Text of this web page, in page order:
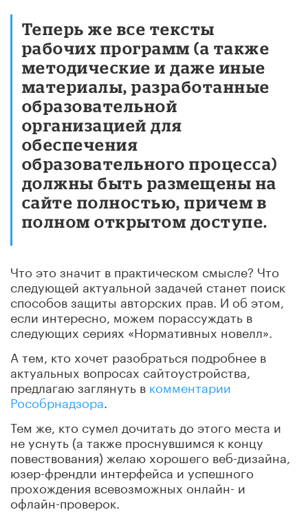
Теперь же все тексты
рабочих программ (а также
методические и даже иные
материалы, разработанные
образовательной
организацией для
обеспечения
образовательного процесса)
должны быть размещены на
сайте полностью, причем в
полном открытом доступе.
Что это значит в практическом смысле? Что
следующей актуальной задачей станет поиск
способов защиты авторских прав. И об этом,
если интересно, можем порассуждать в
следующих сериях «Нормативных новелл».
А тем, кто хочет разобраться подробнее в
актуальных вопросах сайтоустройства,
предлагаю заглянуть в комментарии
Рособрнадзора
Тем же, кто сумел дочитать до этого места и
не уснуть (а также проснувшимся к концу
повествования) желаю хорошего веб-дизайна,
юзер-френдли интерфейса и успешного
прохождения всевозможных онлайн- и
офлайн-проверок.